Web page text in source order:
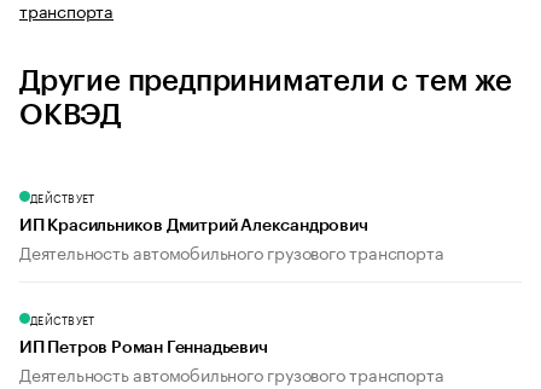
транспорта
Другие предприниматели с тем же
ОКВЭД
ДЕЙСТВУЕТ
ИП Красильников Дмитрий Александрович
Деятельность автомобильного грузового транспорта
ДЕЙСТВУЕТ
ИП Петров Роман Геннадьевич
Деятельность автомобильного грузового транспорта